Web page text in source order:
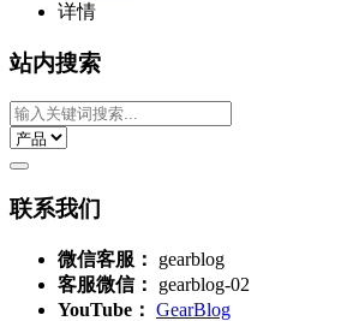
详情
站内搜索
联系我们
微信客服：
gearblog
客服微信：
gearblog-02
YouTube： GearBlog